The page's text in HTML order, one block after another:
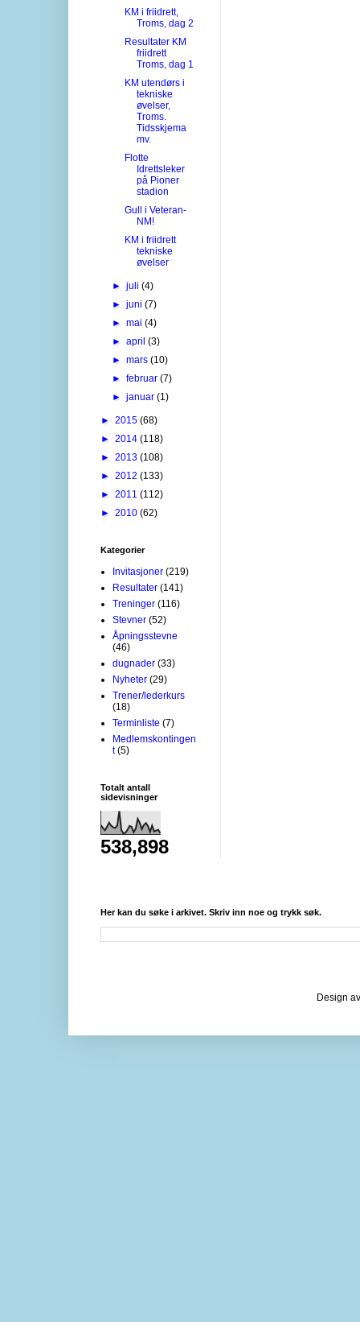
KM i friidrett,
Troms, dag 2
Resultater KM
friidrett
Troms, dag 1
KM utendørs i
tekniske
øvelser,
Troms.
Tidsskjema
mv.
Flotte
Idrettsleker
på Pioner
stadion
Gull i Veteran-
NM!
KM i friidrett
tekniske
øvelser
►juli(4)
►juni(7)
►mai(4)
►april(3)
►mars(10)
►februar(7)
►januar(1)
► 2015 (68)
► 2014 (118)
► 2013 (108)
► 2012 (133)
► 2011 (112)
► 2010 (62)
Kategorier
Invitasjoner (219)
Resultater (141)
Treninger (116)
Stevner (52)
Åpningsstevne
(46)
dugnader (33)
Nyheter (29)
Trener/lederkurs
(18)
Terminliste (7)
Medlemskontingen
t (5)
Totalt antall
sidevisninger
538,898
Her kan du søke i arkivet. Skriv inn noe og trykk søk.
Design